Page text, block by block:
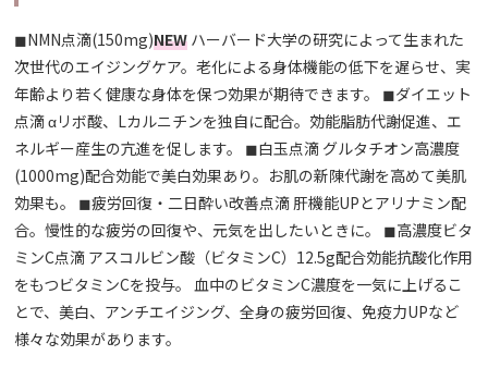
◼︎NMN点滴(150mg)NEW ハーバード大学の研究によって生まれた
次世代のエイジングケア。老化による身体機能の低下を遅らせ、実
年齢より若く健康な身体を保つ効果が期待できます。 ◼︎ダイエット
点滴 αリボ酸、Lカルニチンを独自に配合。効能脂肪代謝促進、エ
ネルギー産生の亢進を促します。 ◼︎白玉点滴 グルタチオン高濃度
(1000mg)配合効能で美白効果あり。お肌の新陳代謝を高めて美肌
効果も。 ◼︎疲労回復・二日酔い改善点滴 肝機能UPとアリナミン配
合。慢性的な疲労の回復や、元気を出したいときに。 ◼︎高濃度ビタ
ミンC点滴 アスコルビン酸（ビタミンC）12.5g配合効能抗酸化作用
をもつビタミンCを投与。 血中のビタミンC濃度を一気に上げるこ
とで、美白、アンチエイジング、全身の疲労回復、免疫力UPなど
様々な効果があります。